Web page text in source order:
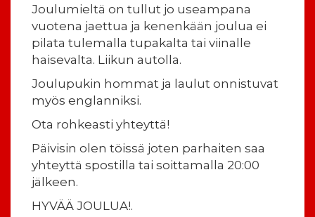
Joulumieltä on tullut jo useampana
vuotena jaettua ja kenenkään joulua ei
pilata tulemalla tupakalta tai viinalle
haisevalta. Liikun autolla.
Joulupukin hommat ja laulut onnistuvat
myös englanniksi.
Ota rohkeasti yhteyttä!
Päivisin olen töissä joten parhaiten saa
yhteyttä spostilla tai soittamalla 20:00
jälkeen.
HYVÄÄ JOULUA!.